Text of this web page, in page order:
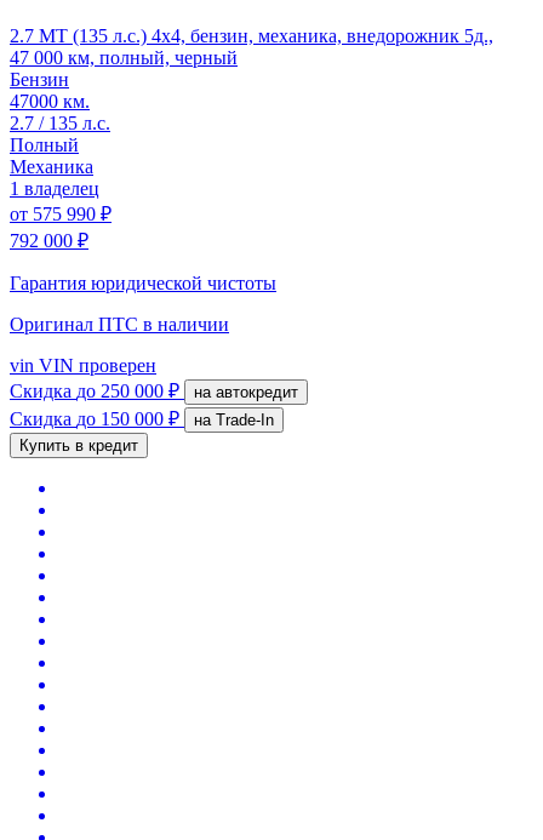
2.7 MT (135 л.с.) 4x4, бензин, механика, внедорожник 5д.,
47 000 км, полный, черный
Бензин
47000 км.
2.7 / 135 л.с.
Полный
Механика
1 владелец
от 575 990 ₽
792 000 ₽
Гарантия юридической чистоты
Оригинал ПТС в наличии
vin VIN проверен
Скидка до 250 000 ₽ на автокредит
Скидка до 150 000 ₽
на Trade-In
Купить в кредит